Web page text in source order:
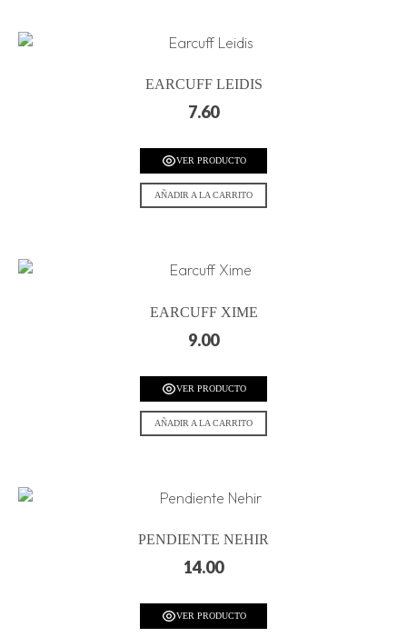
EARCUFF LEIDIS
7.60
VER PRODUCTO
AÑADIR A LA CARRITO
EARCUFF XIME
9.00
VER PRODUCTO
AÑADIR A LA CARRITO
PENDIENTE NEHIR
14.00
VER PRODUCTO